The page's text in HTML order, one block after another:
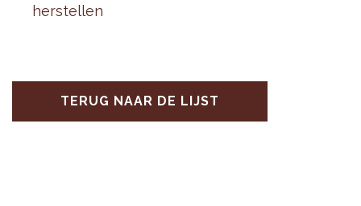
her­stel­len
TERUG NAAR DE LIJST